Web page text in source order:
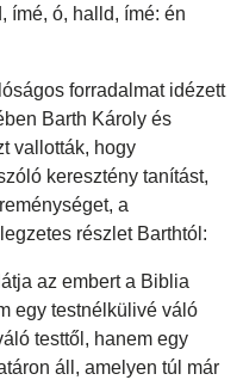
ímé, ó, halld, ímé: én
forradalmat idézett
Barth Károly és
vallották, hogy
keresztény tanítást,
a
részlet Barthtól:
az embert a Biblia
egy testnélkülivé váló
testtől, hanem egy
áll, amelyen túl már